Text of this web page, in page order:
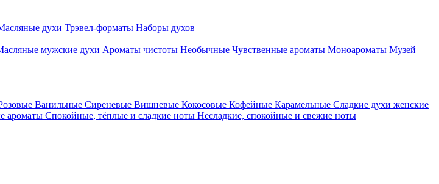
духи Трэвел-форматы Наборы духов
мужские духи Ароматы чистоты Необычные Чувственные ароматы Моноароматы Музей
Ванильные Сиреневые Вишневые Кокосовые Кофейные Карамельные Сладкие духи женские
ароматы Спокойные, тёплые и сладкие ноты Несладкие, спокойные и свежие ноты